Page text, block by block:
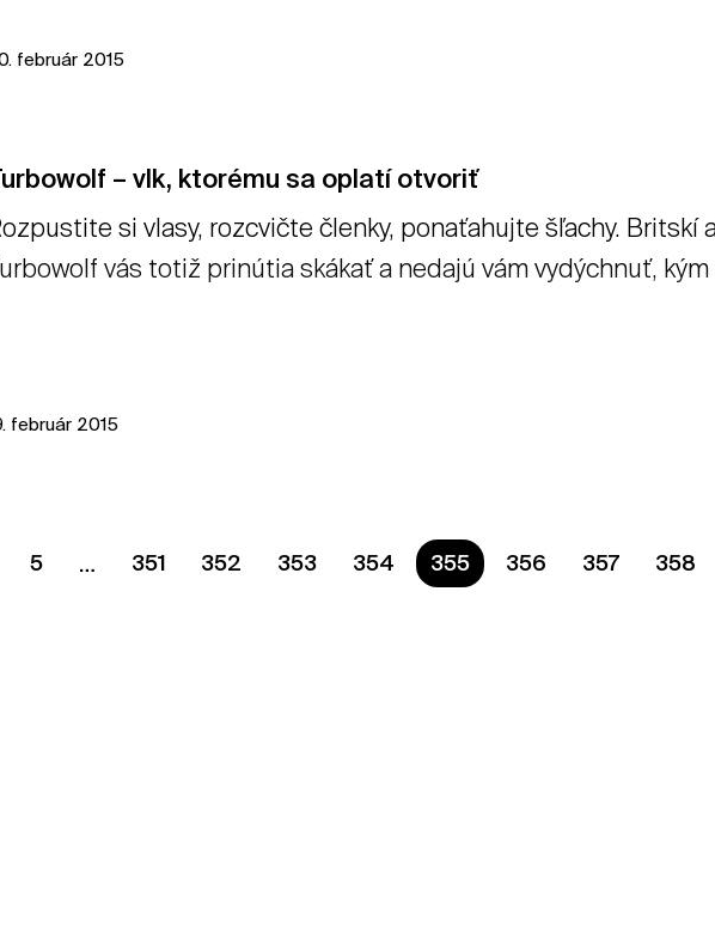
február 2015
– vlk, ktorému sa oplatí otvoriť
si vlasy, rozcvičte členky, ponaťahujte šľachy. Britskí
vás totiž prinútia skákať a nedajú vám vydýchnuť,
február 2015
5 351 352 353 354 Ste na strane
355 356 357 358